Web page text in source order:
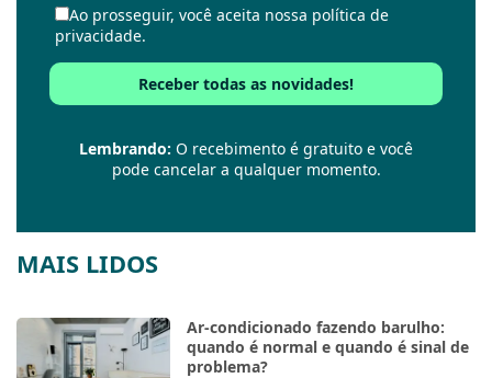
Ao prosseguir, você aceita nossa política de
privacidade.
Lembrando: O recebimento é gratuito e você
pode cancelar a qualquer momento.
MAIS LIDOS
Ar-condicionado fazendo barulho:
quando é normal e quando é sinal de
problema?